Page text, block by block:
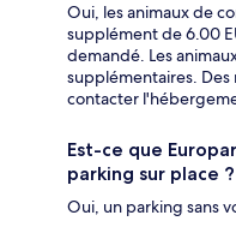
Oui, les animaux de
supplément de 6.00
demandé. Les
supplémentaires.
contacter
Est-ce que
parking sur place ?
Oui, un parking sans